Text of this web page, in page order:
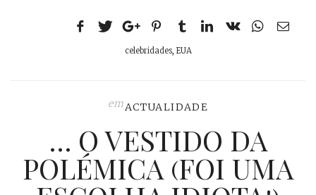
celebridades, EUA
emACTUALIDADE
… O VESTIDO DA
POLÉMICA (FOI UMA